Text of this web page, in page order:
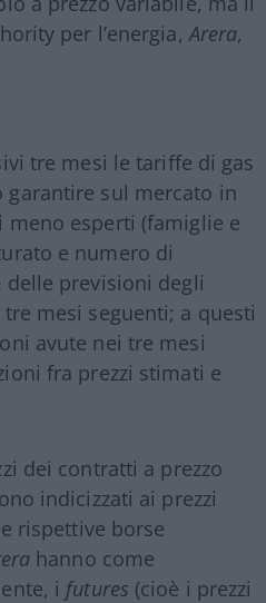
per l’energia, Arera,
tre mesi le tariffe di gas
garantire sul mercato in
esperti (famiglie e
e numero di
delle previsioni degli
mesi seguenti; a questi
avute nei tre mesi
fra prezzi stimati e
dei contratti a prezzo
indicizzati ai prezzi
rispettive borse
hanno come
i futures (cioè i prezzi